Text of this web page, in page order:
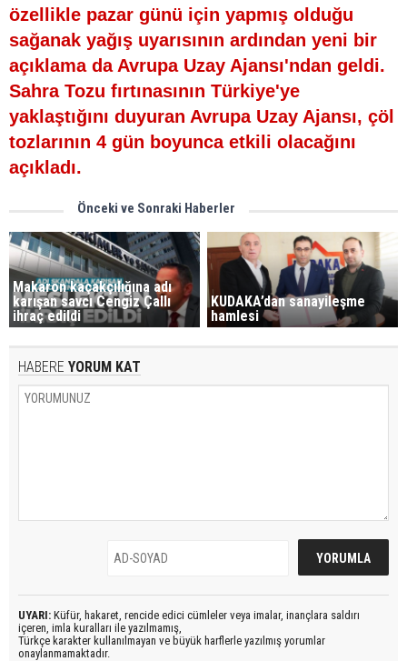
özellikle pazar günü için yapmış olduğu
sağanak yağış uyarısının ardından yeni bir
açıklama da Avrupa Uzay Ajansı'ndan geldi.
Sahra Tozu fırtınasının Türkiye'ye
yaklaştığını duyuran Avrupa Uzay Ajansı, çöl
tozlarının 4 gün boyunca etkili olacağını
açıkladı.
Önceki ve Sonraki Haberler
Makaron kaçakçılığına adı
karışan savcı Cengiz Çallı
ihraç edildi
KUDAKA’dan sanayileşme
hamlesi
HABERE YORUM KAT
UYARI: Küfür, hakaret, rencide edici cümleler veya imalar, inançlara saldırı
içeren, imla kuralları ile yazılmamış,
Türkçe karakter kullanılmayan ve büyük harflerle yazılmış yorumlar
onaylanmamaktadır.